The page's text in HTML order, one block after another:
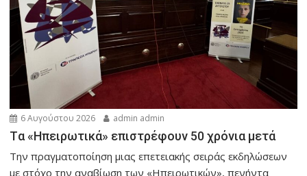
6 Αυγούστου 2026 admin admin
Tα «Ηπειρωτικά» επιστρέφουν 50 χρόνια μετά
Την πραγματοποίηση μιας επετειακής σειράς εκδηλώσεων
με στόχο την αναβίωση των «Ηπειρωτικών», πενήντα